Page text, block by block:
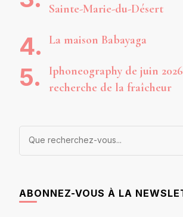
Sainte-Marie-du-Désert
La maison Babayaga
Iphoneography de juin
recherche de la fraîcheur
Vous
ABONNEZ-VOUS À LA